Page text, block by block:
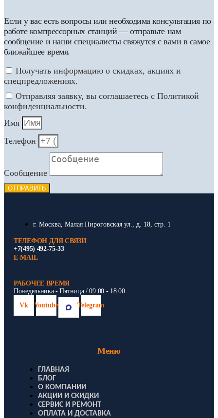
Если у вас есть вопросы или необходима консультация по
работе компрессорных станций — отправьте нам
сообщение и наши специалисты свяжутся с вами в самое
ближайшее время.
Получать информацию о скидках, акциях и
спецпредложениях.
Отправляя заявку, вы соглашаетесь с Политикой
конфиденциальности.
Имя
Телефон
Сообщение
ОТПРАВИТЬ
г. Москва, Малая Пироговская ул., д. 18, стр. 1
ТЕЛЕФОН ДЛЯ СВЯЗИ
+7(495) 492-75-33
E-MAIL
РАБОЧЕЕ ВРЕМЯ
Понедельника - Пятница / 09:00 - 18:00
Vk
Youtube Telegram
Меню
ГЛАВНАЯ
БЛОГ
О КОМПАНИИ
АКЦИИ И СКИДКИ
СЕРВИС И РЕМОНТ
ОПЛАТА И ДОСТАВКА